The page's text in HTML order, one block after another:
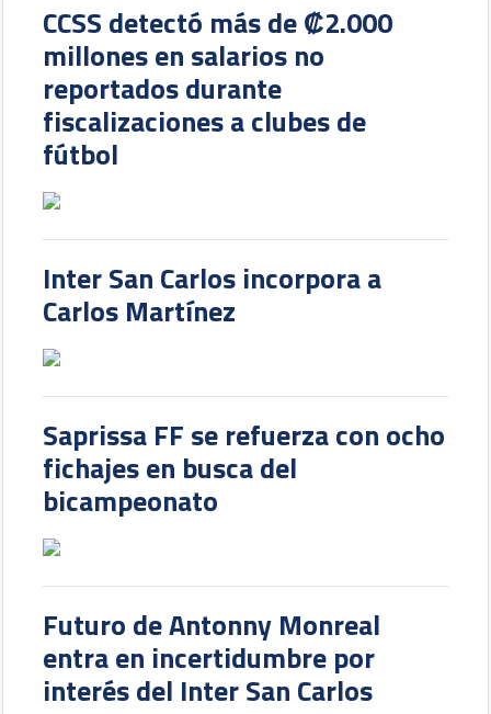
CCSS detectó más de ₡2.000
millones en salarios no
reportados durante
fiscalizaciones a clubes de
fútbol
Inter San Carlos incorpora a
Carlos Martínez
Saprissa FF se refuerza con ocho
fichajes en busca del
bicampeonato
Futuro de Antonny Monreal
entra en incertidumbre por
interés del Inter San Carlos